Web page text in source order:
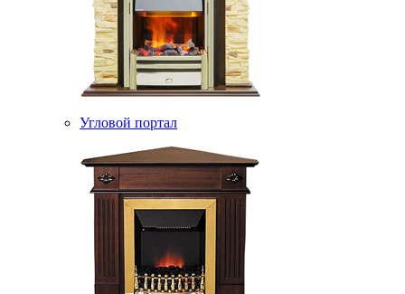
Угловой портал